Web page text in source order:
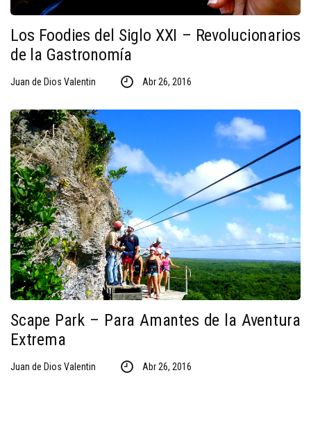
Los Foodies del Siglo XXI – Revolucionarios
de la Gastronomía
Juan de Dios Valentin Abr 26, 2016
Scape Park – Para Amantes de la Aventura
Extrema
Juan de Dios Valentin Abr 26, 2016